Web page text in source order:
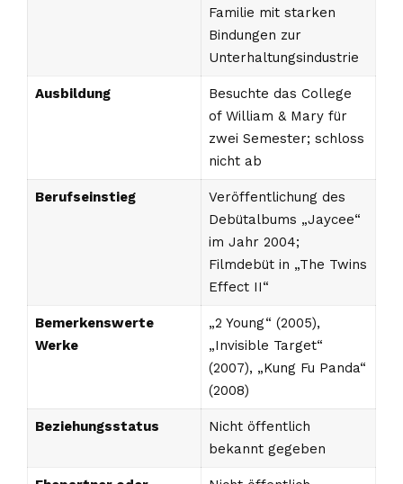
Familie mit starken
Bindungen zur
Unterhaltungsindustrie
Ausbildung
Besuchte das College
of William & Mary für
zwei Semester; schloss
nicht ab
Berufseinstieg
Veröffentlichung des
Debütalbums „Jaycee“
im Jahr 2004;
Filmdebüt in „The Twins
Effect II“
Bemerkenswerte
Werke
„2 Young“ (2005),
„Invisible Target“
(2007), „Kung Fu Panda“
(2008)
Beziehungsstatus
Nicht öffentlich
bekannt gegeben